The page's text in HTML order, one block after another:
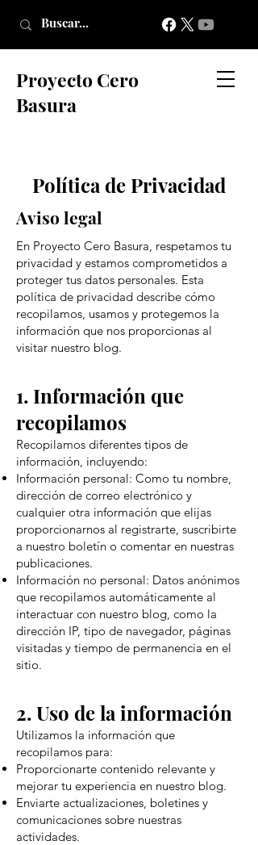
Proyecto Cero
Basura
Política de Privacidad
Aviso legal
En Proyecto Cero Basura, respetamos tu
privacidad y estamos comprometidos a
proteger tus datos personales. Esta
política de privacidad describe cómo
recopilamos, usamos y protegemos la
información que nos proporcionas al
visitar nuestro blog.
1. Información que
recopilamos
Recopilamos diferentes tipos de
información, incluyendo:
Información personal: Como tu nombre,
dirección de correo electrónico y
cualquier otra información que elijas
proporcionarnos al registrarte, suscribirte
a nuestro boletín o comentar en nuestras
publicaciones.
Información no personal: Datos anónimos
que recopilamos automáticamente al
interactuar con nuestro blog, como la
dirección IP, tipo de navegador, páginas
visitadas y tiempo de permanencia en el
sitio.
2. Uso de la información
Utilizamos la información que
recopilamos para:
Proporcionarte contenido relevante y
mejorar tu experiencia en nuestro blog.
Enviarte actualizaciones, boletines y
comunicaciones sobre nuestras
actividades.